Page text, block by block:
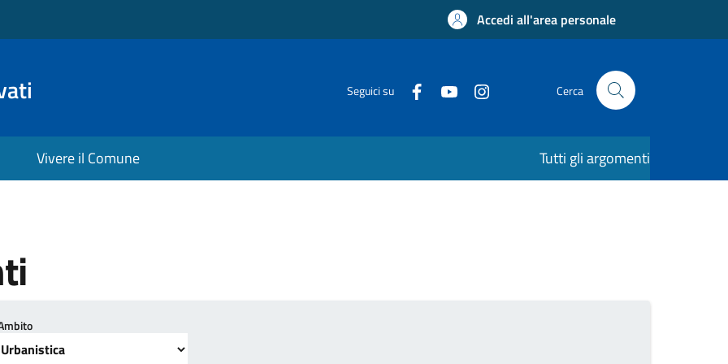
Accedi all'area personale
Seguici su Cerca
Vivere il Comune Tutti gli argomenti